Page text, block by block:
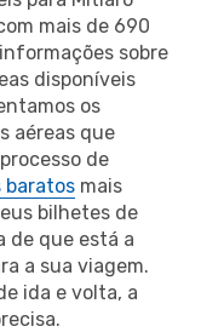
mais de 690
sobre
disponíveis
os
aéreas que
de
baratos mais
bilhetes de
de que está a
a sua viagem.
ida e volta, a